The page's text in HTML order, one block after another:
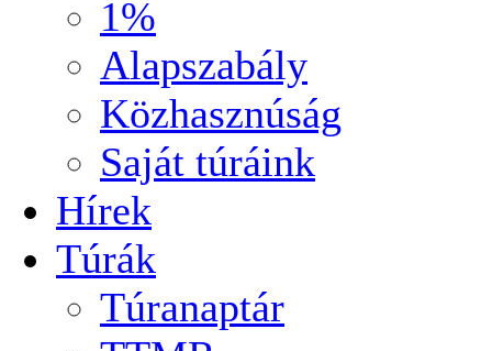
1%
Alapszabály
Közhasznúság
Saját túráink
Hírek
Túrák
Túranaptár